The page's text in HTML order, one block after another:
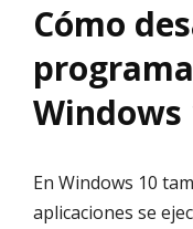
Cómo
Windows
En Windows 10
aplicaciones se